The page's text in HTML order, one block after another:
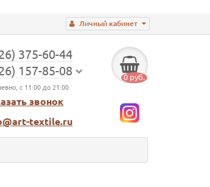
Личный кабинет
375-60-44
157-85-08
с 11:00 до 21:00
звонок
textile.ru
0 руб.